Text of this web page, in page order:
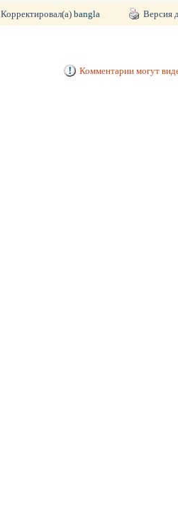
Корректировал(а) bangla Версия
Комментарии могут